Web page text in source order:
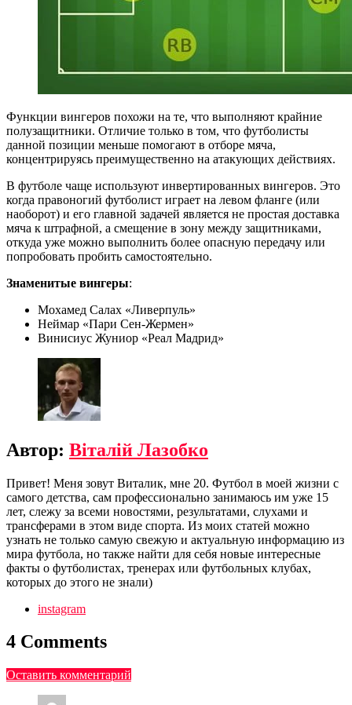
Функции вингеров похожи на те, что выполняют крайние
полузащитники. Отличие только в том, что футболисты
данной позиции меньше помогают в отборе мяча,
концентрируясь преимущественно на атакующих действиях.
В футболе чаще используют инвертированных вингеров. Это
когда правоногий футболист играет на левом фланге (или
наоборот) и его главной задачей является не простая доставка
мяча к штрафной, а смещение в зону между защитниками,
откуда уже можно выполнить более опасную передачу или
попробовать пробить самостоятельно.
Знаменитые вингеры:
Мохамед Салах «Ливерпуль»
Неймар «Пари Сен-Жермен»
Винисиус Жуниор «Реал Мадрид»
Автор: Віталій Лазобко
Привет! Меня зовут Виталик, мне 20. Футбол в моей жизни с
самого детства, сам профессионально занимаюсь им уже 15
лет, слежу за всеми новостями, результатами, слухами и
трансферами в этом виде спорта. Из моих статей можно
узнать не только самую свежую и актуальную информацию из
мира футбола, но также найти для себя новые интересные
факты о футболистах, тренерах или футбольных клубах,
которых до этого не знали)
instagram
4 Comments
Оставить комментарий